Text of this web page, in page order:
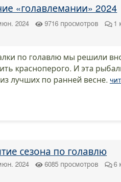
«голавлемании» 2024
2024 9716 просмотров 1
по голавлю мы решили
красноперого. И эта
лучших по ранней весне.
сезона по голавлю
2024 6085 просмотров 6